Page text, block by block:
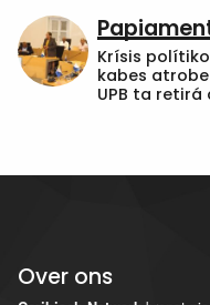
Krísis
kabes
UPB ta retirá
Over ons